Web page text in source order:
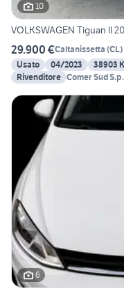
10
VOLKSWAGEN Tiguan II
29.900 €Caltanissetta (CL)
Usato
04/2023 38903
Rivenditore Comer Sud
6